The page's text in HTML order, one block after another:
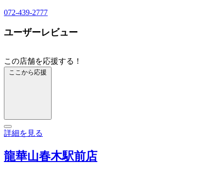
072-439-2777
ユーザーレビュー
この店舗を応援する！
ここから応援
詳細を見る
龍華山春木駅前店